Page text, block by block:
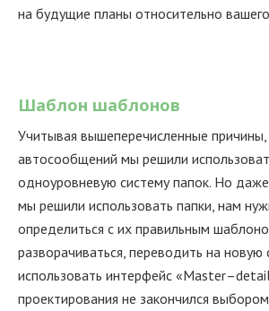
на будущие планы относительно
Шаблон шаблонов
Учитывая вышеперечисленные причины,
автосообщений мы решили
одноуровневую систему папок. Но даже
мы решили использовать папки, нам
определиться с их правильным
разворачиваться, переводить на новую
использовать интерфейс
проектирования не закончился